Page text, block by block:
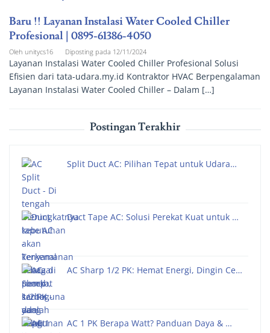
Baru !! Layanan Instalasi Water Cooled Chiller
Profesional | 0895-61386-4050
Oleh unitycs16 Diposting pada 12/11/2024
Layanan Instalasi Water Cooled Chiller Profesional Solusi
Efisien dari tata-udara.my.id Kontraktor HVAC Berpengalaman
Layanan Instalasi Water Cooled Chiller – Dalam […]
Postingan Terakhir
Split Duct AC: Pilihan Tepat untuk Udara…
Duct Tape AC: Solusi Perekat Kuat untuk …
AC Sharp 1/2 PK: Hemat Energi, Dingin Ce…
AC 1 PK Berapa Watt? Panduan Daya & …